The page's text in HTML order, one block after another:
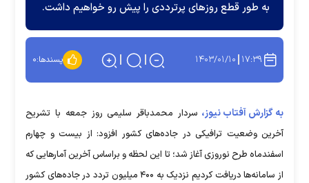
به طور قطع روز‌های پرترددی را پیش رو خواهیم داشت.
۱۷:۳۹ ۱۴۰۳/۰۱/۱۰ پسندها:۰
به گزارش آفتاب نیوز، سردار محمدباقر سلیمی روز جمعه با تشریح
آخرین وضعیت ترافیکی در جاده‌های کشور افزود: از بیست و چهارم
اسفندماه طرح نوروزی آغاز شد؛ تا این لحظه و براساس آخرین آمار‌هایی که
از سامانه‌ها دریافت کردیم نزدیک به ۴۰۰ میلیون تردد در جاده‌های کشور